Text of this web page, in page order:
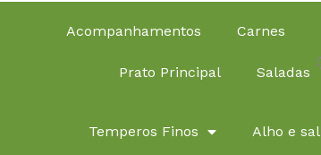
Acompanhamentos Carnes
Prato Principal Saladas
Temperos Finos Alho e sal